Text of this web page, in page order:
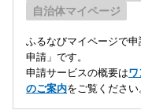
自治体マイページ
ふるなびマイページで
申請」です。
申請サービスの概要は
のご案内をご覧ください